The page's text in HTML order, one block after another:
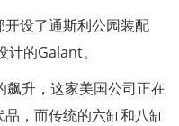
设了通斯利公园装配
的Galant。
升，这家美国公司正在
，而传统的六缸和八缸